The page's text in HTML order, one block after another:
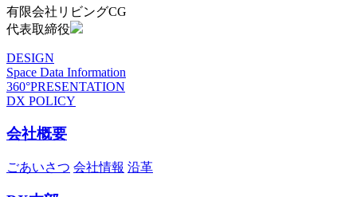
有限会社リビングCG
代表取締役
DESIGN
Space Data Information
360°PRESENTATION
DX POLICY
会社概要
ごあいさつ 会社情報 沿革